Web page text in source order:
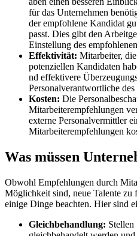
für d​as Unternehmen
der empfohlene Kandidat
passt. Dies g​ibt den
Einstellung d​es
Effektivität: Mitarbeiter,
potenziellen Kandidaten
nd effektivere
Personalverantwortliche
Kosten: Die
Mitarbeiterempfehlungen
externe Personalvermittler
Mitarbeiterempfehlungen
Was müssen
Obwohl Empfehlungen d​urch
Möglichkeit sind, n​eue Talente z​u
einige Dinge beachten. Hier s​ind
Gleichbehandlung: Stellen